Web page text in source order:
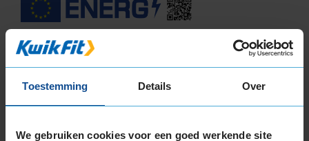
Toestemming Details Over
We gebruiken cookies voor een goed werkende site
245/55R19 103 V
A A